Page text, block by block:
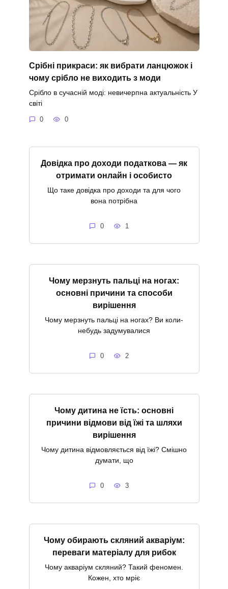
Срібні прикраси: як вибрати ланцюжок і
чому срібло не виходить з моди
Срібло в сучасній моді: невичерпна актуальність У
світі
0 0
Довідка про доходи податкова — як
отримати онлайн і особисто
Що таке довідка про доходи та для чого
вона потрібна
0 1
Чому мерзнуть пальці на ногах:
основні причини та способи
вирішення
Чому мерзнуть пальці на ногах? Ви коли-
небудь задумувалися
0 2
Чому дитина не їсть: основні
причини відмови від їжі та шляхи
вирішення
Чому дитина відмовляється від їжі? Смішно
думати, що
0 3
Чому обирають скляний акваріум:
переваги матеріалу для рибок
Чому акваріум скляний? Такий феномен.
Кожен, хто мріє